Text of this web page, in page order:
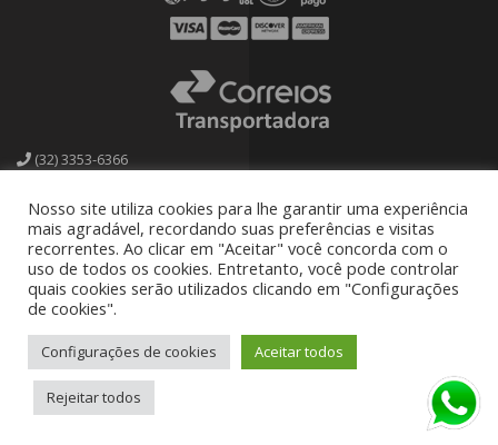
(32) 3353-6366
calcadoscassia@bol.com.br
Facebook
Rua Heitor de Assis, 224 A, Rua de Baixo, Prados MG
© 2018 Cássia Calçados CNPJ 24.009.086/0001-81
Nosso site utiliza cookies para lhe garantir uma experiência
mais agradável, recordando suas preferências e visitas
recorrentes. Ao clicar em "Aceitar" você concorda com o
uso de todos os cookies. Entretanto, você pode controlar
quais cookies serão utilizados clicando em "Configurações
de cookies".
Configurações de cookies Aceitar todos
Rejeitar todos